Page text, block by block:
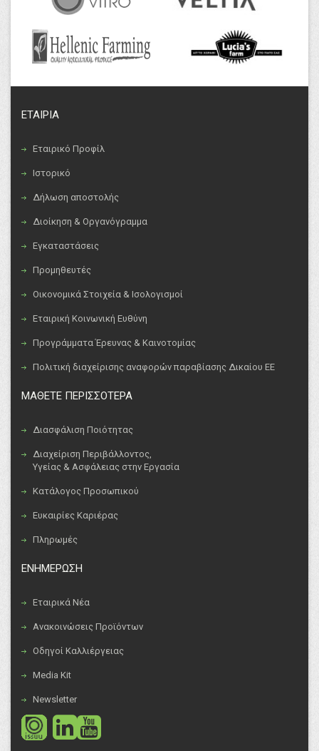
ΕΤΑΙΡΙΑ
Εταιρικό Προφίλ
Ιστορικό
Δήλωση αποστολής
Διοίκηση & Οργανόγραμμα
Εγκαταστάσεις
Προμηθευτές
Οικονομικά Στοιχεία & Ισολογισμοί
Εταιρική Κοινωνική Ευθύνη
Προγράμματα Έρευνας & Καινοτομίας
Πολιτική διαχείρισης αναφορών παραβίασης Δικαίου ΕΕ
ΜΑΘΕΤΕ ΠΕΡΙΣΣΟΤΕΡΑ
Διασφάλιση Ποιότητας
Διαχείριση Περιβάλλοντος,
Υγείας & Ασφάλειας στην Εργασία
Κατάλογος Προσωπικού
Ευκαιρίες Καριέρας
Πληρωμές
ΕΝΗΜΕΡΩΣΗ
Εταιρικά Νέα
Ανακοινώσεις Προϊόντων
Οδηγοί Καλλιέργειας
Media Kit
Newsletter
social
social